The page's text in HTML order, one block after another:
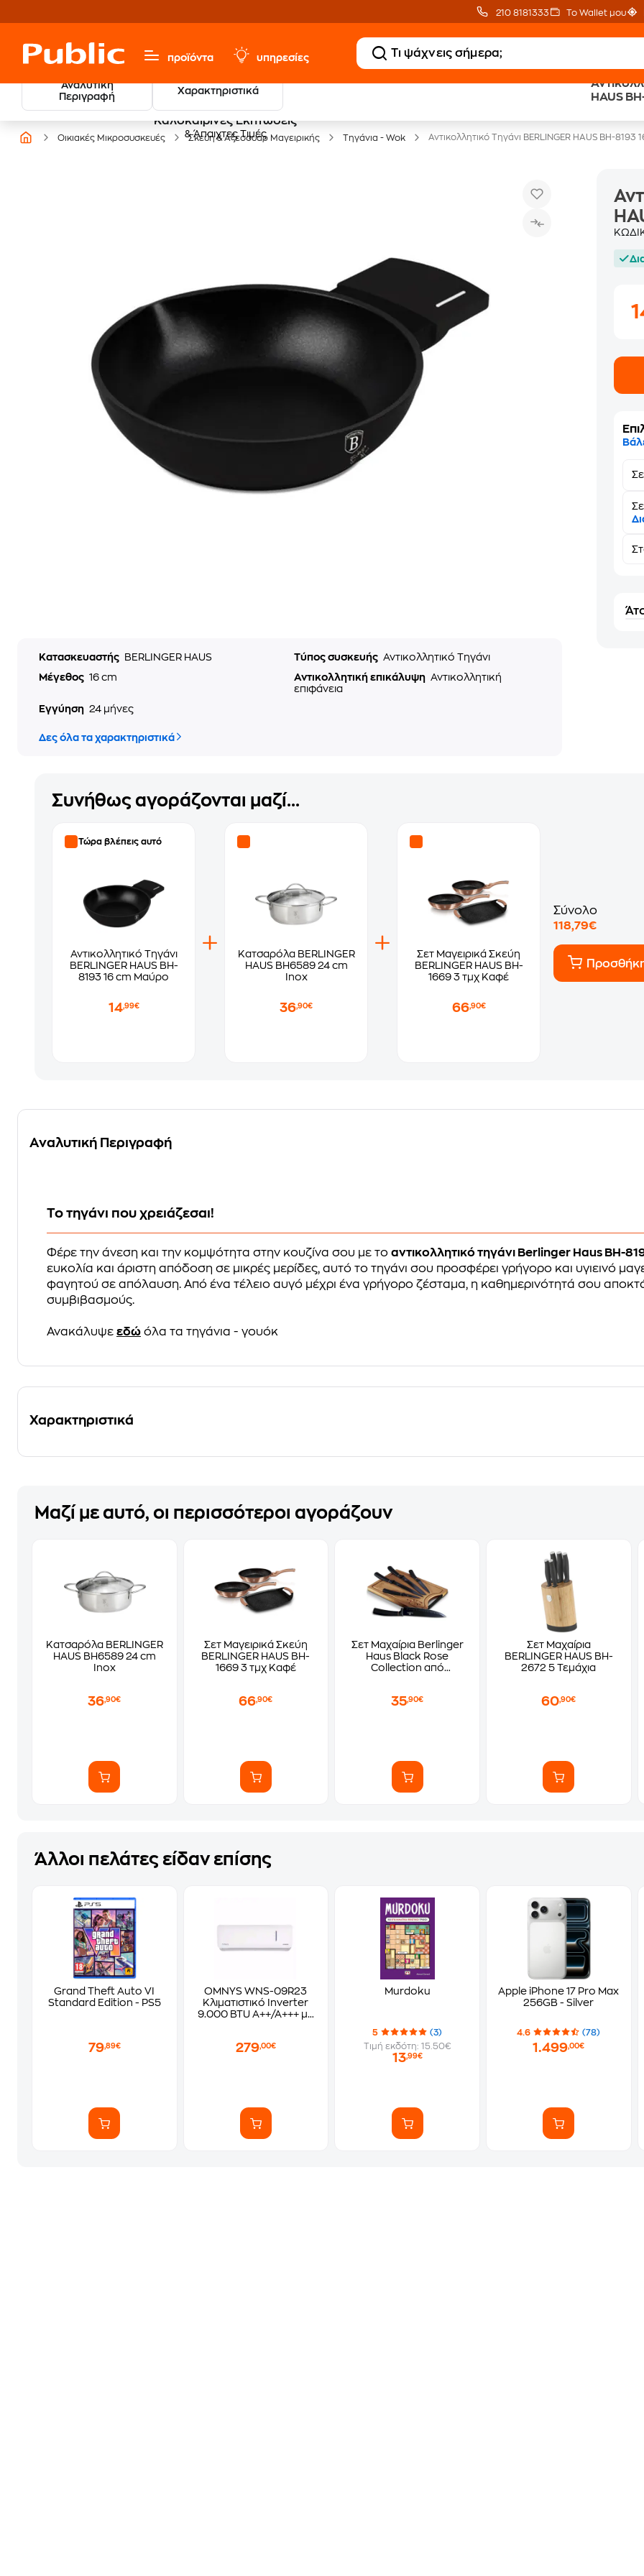
210 8181333 Το Wallet μου
προϊόντα υπηρεσίες
Αναλυτική
Περιγραφή
Χαρακτηριστικά
HAUS
Καλοκαιρινές Εκπτώσεις
& Άπαιχτες Τιμές
Δωρεάν
Οικιακές Μικροσυσκευές Σκεύη & Αξεσουάρ Μαγειρικής Τηγάνια - Wok Αντικολλητικό Τηγάνι BERLINGER HAUS BH-
Κατασκευαστής BERLINGER HAUS Τύπος συσκευής Αντικολλητικό Τηγάνι
Μέγεθος 16 cm Αντικολλητική επικάλυψη Αντικολλητική
επιφάνεια
Εγγύηση 24 μήνες
Δες όλα τα χαρακτηριστικά
Συνήθως αγοράζονται μαζί...
Τώρα βλέπεις αυτό
Αντικολλητικό Τηγάνι
BERLINGER HAUS BH-
8193 16 cm Μαύρο
14,99€
Κατσαρόλα BERLINGER
HAUS BH6589 24 cm
Inox
36,90€
Σετ Μαγειρικά Σκεύη
BERLINGER HAUS BH-
1669 3 τμχ Καφέ
66,90€
Σύνολο
118,79€
Αναλυτική Περιγραφή
Το τηγάνι που χρειάζεσαι!
Φέρε την άνεση και την κομψότητα στην κουζίνα σου με το αντικολλητικό τηγάνι Berlinger Haus BH-
ευκολία και άριστη απόδοση σε μικρές μερίδες, αυτό το τηγάνι σου προσφέρει γρήγορο και υγιεινό
φαγητού σε απόλαυση. Από ένα τέλειο αυγό μέχρι ένα γρήγορο ζέσταμα, η καθημερινότητά σου
συμβιβασμούς.
Ανακάλυψε εδώ όλα τα τηγάνια - γουόκ
Χαρακτηριστικά
Μαζί με αυτό, οι περισσότεροι αγοράζουν
Κατσαρόλα BERLINGER
HAUS BH6589 24 cm
Inox
36,90€
Σετ Μαγειρικά Σκεύη
BERLINGER HAUS BH-
1669 3 τμχ Καφέ
66,90€
Σετ Μαχαίρια Berlinger
Haus Black Rose
Collection από
Μπαμπού 5 Τμχ
35,90€
Σετ Μαχαίρια
BERLINGER HAUS BH-
2672 5 Τεμάχια
60,90€
Άλλοι πελάτες είδαν επίσης
Grand Theft Auto VI
Standard Edition - PS5
79,89€
OMNYS WNS-09R23
Κλιματιστικό Inverter
9.000 BTU A++/A+++ με
279,00€
Murdoku
5
(3)
Τιμή εκδότη: 15.50€
13,99€
Apple iPhone 17 Pro Max
256GB - Silver
4.6 (78)
1.499,00€